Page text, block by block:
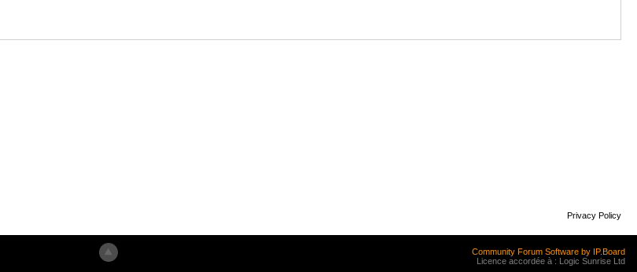
Privacy Policy
Community Forum Software by IP.Board
Licence accordée à : Logic Sunrise Ltd